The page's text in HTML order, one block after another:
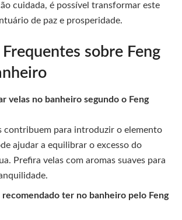
cuidada, é possível transformar este
de paz e prosperidade.
Frequentes sobre Feng
velas no banheiro segundo o Feng
contribuem para introduzir o elemento
ajudar a equilibrar o excesso do
Prefira velas com aromas suaves para
recomendado ter no banheiro pelo Feng